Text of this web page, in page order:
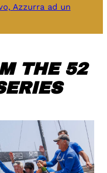
Azzurra ad un
THE 52